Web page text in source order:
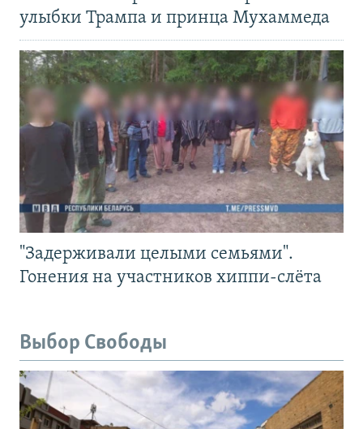
улыбки Трампа и принца Мухаммеда
"Задерживали целыми семьями".
Гонения на участников хиппи-слёта
Выбор Свободы